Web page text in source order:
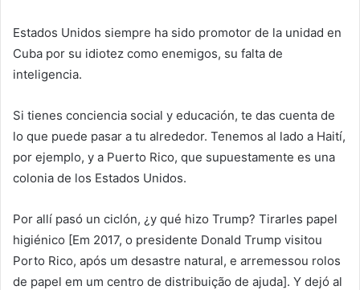
Estados Unidos siempre ha sido promotor de la unidad en
Cuba por su idiotez como enemigos, su falta de
inteligencia.
Si tienes conciencia social y educación, te das cuenta de
lo que puede pasar a tu alrededor. Tenemos al lado a Haití,
por ejemplo, y a Puerto Rico, que supuestamente es una
colonia de los Estados Unidos.
Por allí pasó un ciclón, ¿y qué hizo Trump? Tirarles papel
higiénico [Em 2017, o presidente Donald Trump visitou
Porto Rico, após um desastre natural, e arremessou rolos
de papel em um centro de distribuição de ajuda]. Y dejó al